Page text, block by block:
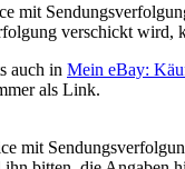
mit
verschickt wird,
auch in Mein eBay:
als Link.
mit